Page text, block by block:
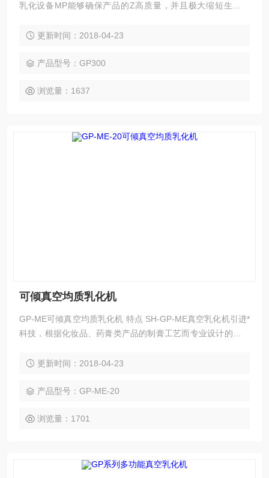
乳化设备MP能够确保产品的Z高质量，并且极大缩短生产时
直接和预混罐安装在一起，有2级设计，拥有更多的功能和灵
对粘度达100,000cp液体的循环容量高，可在高压下进行GSP
更新时间：2018-04-23
产品型号：GP300
浏览量：1637
可倾真空均质乳化机
GP-ME可倾真空均质乳化机 特点 SH-GP-ME真空乳化机引进*
科技，根据化妆品、药膏类产品的制膏工艺而专业设计的，本
系统、电器控制系统、工作平台等部分组成。本机组操作简
理，占地面积少，自动化程序高等特点
更新时间：2018-04-23
产品型号：GP-ME-20
浏览量：1701